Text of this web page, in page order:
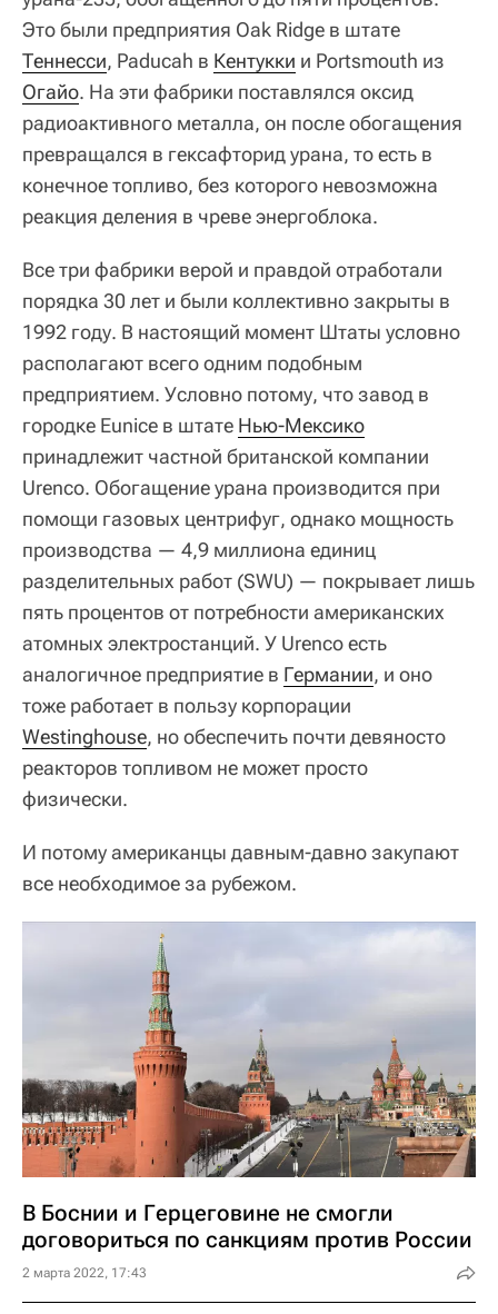
Это были предприятия Oak Ridge в штате
Теннесси, Paducah в Кентукки и Portsmouth из
Огайо. На эти фабрики поставлялся оксид
радиоактивного металла, он после обогащения
превращался в гексафторид урана, то есть в
конечное топливо, без которого невозможна
реакция деления в чреве энергоблока.
Все три фабрики верой и правдой отработали
порядка 30 лет и были коллективно закрыты в
1992 году. В настоящий момент Штаты условно
располагают всего одним подобным
предприятием. Условно потому, что завод в
городке Eunice в штате Нью-Мексико
принадлежит частной британской компании
Urenco. Обогащение урана производится при
помощи газовых центрифуг, однако мощность
производства — 4,9 миллиона единиц
разделительных работ (SWU) — покрывает лишь
пять процентов от потребности американских
атомных электростанций. У Urenco есть
аналогичное предприятие в Германии, и оно
тоже работает в пользу корпорации
Westinghouse, но обеспечить почти девяносто
реакторов топливом не может просто
физически.
И потому американцы давным-давно закупают
все необходимое за рубежом.
В Боснии и Герцеговине не смогли
договориться по санкциям против России
2 марта 2022, 17:43